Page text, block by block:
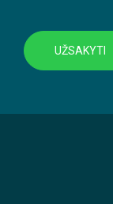
UŽSAKYTI